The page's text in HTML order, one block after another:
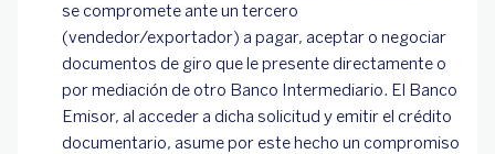
se compromete ante un tercero
(vendedor/exportador) a pagar, aceptar o negociar
documentos de giro que le presente directamente o
por mediación de otro Banco Intermediario. El Banco
Emisor, al acceder a dicha solicitud y emitir el crédito
documentario, asume por este hecho un compromiso